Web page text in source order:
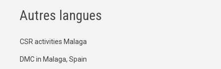
Autres langues
CSR activities Malaga
DMC in Malaga, Spain